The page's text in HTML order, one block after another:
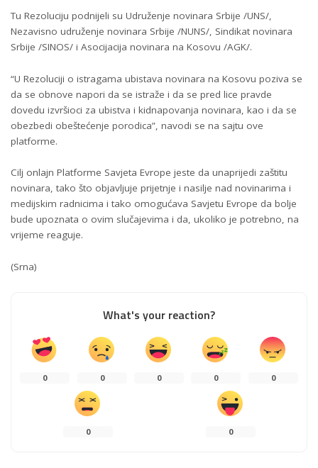
Tu Rezoluciju podnijeli su Udruženje novinara Srbije /UNS/,
Nezavisno udruženje novinara Srbije /NUNS/, Sindikat novinara
Srbije /SINOS/ i Asocijacija novinara na Kosovu /AGK/.
“U Rezoluciji o istragama ubistava novinara na Kosovu poziva se
da se obnove napori da se istraže i da se pred lice pravde
dovedu izvršioci za ubistva i kidnapovanja novinara, kao i da se
obezbedi obeštećenje porodica”, navodi se na sajtu ove
platforme.
Cilj onlajn Platforme Savjeta Evrope jeste da unaprijedi zaštitu
novinara, tako što objavljuje prijetnje i nasilje nad novinarima i
medijskim radnicima i tako omogućava Savjetu Evrope da bolje
bude upoznata o ovim slučajevima i da, ukoliko je potrebno, na
vrijeme reaguje.
(Srna)
What's your reaction?
0 0 0 0 0
0 0